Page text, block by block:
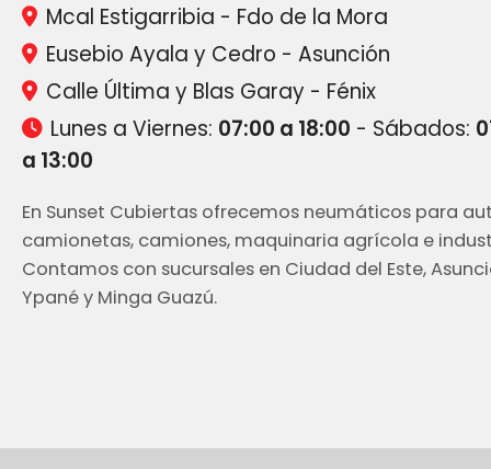
Mcal Estigarribia - Fdo de la Mora
Eusebio Ayala y Cedro - Asunción
Calle Última y Blas Garay - Fénix
Lunes a Viernes: 07:00 a 18:00 - Sábados:
a 13:00
En Sunset Cubiertas ofrecemos neumáticos para
camionetas, camiones, maquinaria agrícola e
Contamos con sucursales en Ciudad del Este,
Ypané y Minga Guazú.